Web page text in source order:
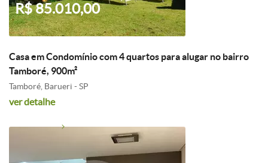
R$ 85.010,00
Casa em Condomínio com 4 quartos para alugar no bairro
Tamboré, 900m²
Tamboré, Barueri - SP
ver detalhe